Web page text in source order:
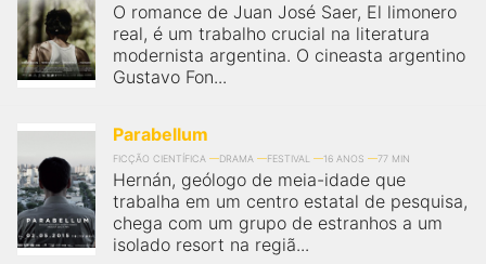
O romance de Juan José Saer, El limonero
real, é um trabalho crucial na literatura
modernista argentina. O cineasta argentino
Gustavo Fon...
Parabellum
FICÇÃO CIENTÍFICA DRAMA FESTIVAL 16 ANOS 77 MIN
Hernán, geólogo de meia-idade que
trabalha em um centro estatal de pesquisa,
chega com um grupo de estranhos a um
isolado resort na regiã...